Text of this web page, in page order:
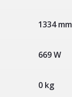
1334 mm
669 W
0 kg